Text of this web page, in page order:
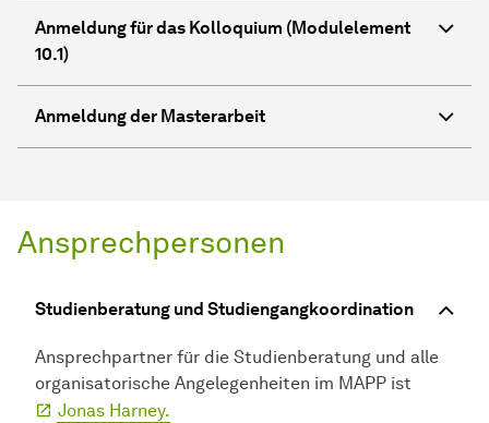
Anmeldung für das Kolloquium (Modulelement
10.1)
Anmeldung der Masterarbeit
Ansprechpersonen
Studienberatung und Studiengangkoordination
Ansprechpartner für die Studienberatung und alle
organisatorische Angelegenheiten im MAPP ist
Jonas Harney.